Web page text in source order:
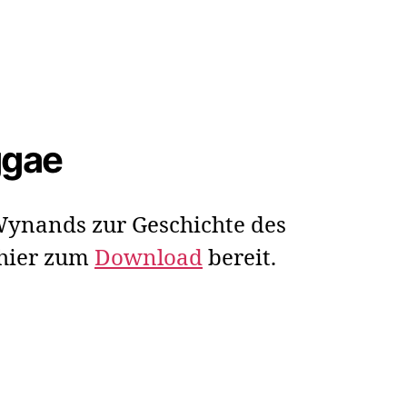
zur Geschichte des
zum Downloadbereit.